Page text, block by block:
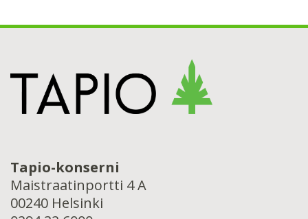
Tapio-konserni
Maistraatinportti 4 A
00240 Helsinki